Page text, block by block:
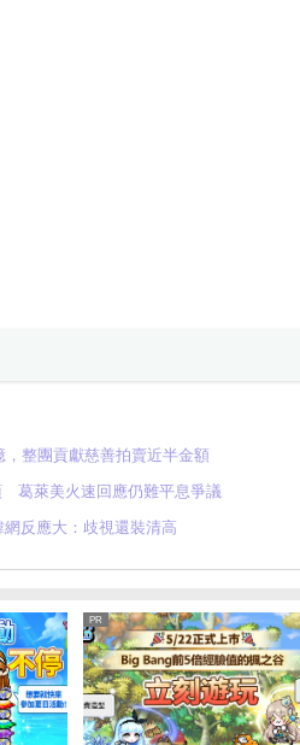
整團貢獻慈善拍賣近半金額
葛萊美火速回應仍難平息爭議
反應大：歧視還裝清高